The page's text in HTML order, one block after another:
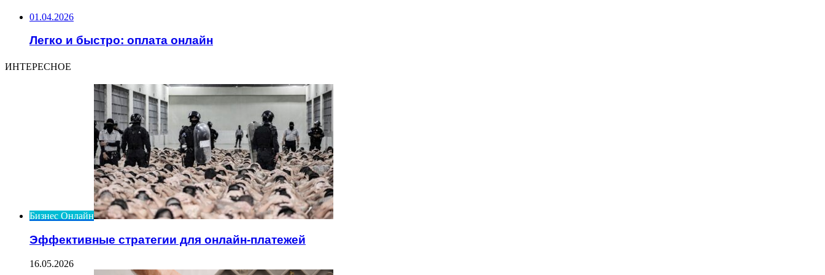
01.04.2026
Легко и быстро: оплата онлайн
ИНТЕРЕСНОЕ
Бизнес Онлайн
Эффективные стратегии для онлайн-платежей
16.05.2026